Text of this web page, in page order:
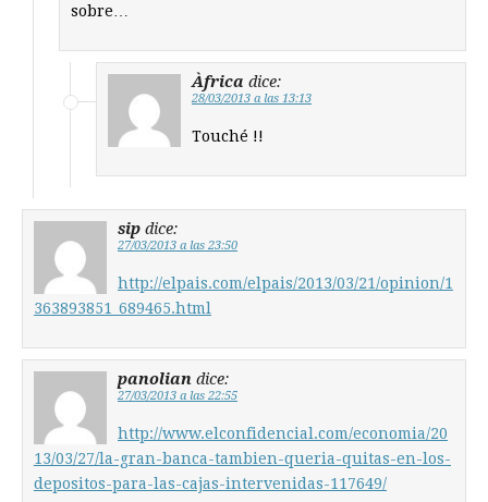
sobre…
Àfrica dice:
28/03/2013 a las 13:13
Touché !!
sip dice:
27/03/2013 a las 23:50
http://elpais.com/elpais/2013/03/21/opinion/1
363893851_689465.html
panolian dice:
27/03/2013 a las 22:55
http://www.elconfidencial.com/economia/20
13/03/27/la-gran-banca-tambien-queria-quitas-en-los-
depositos-para-las-cajas-intervenidas-117649/